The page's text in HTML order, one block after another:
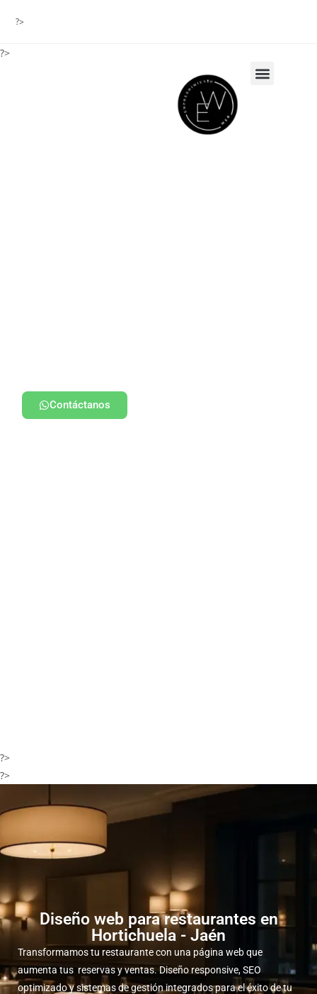
?>
?>
Contáctanos
?>
?>
Diseño web para restaurantes en
Hortichuela - Jaén
Transformamos tu restaurante con una página web que
aumenta tus reservas y ventas. Diseño responsive, SEO
optimizado y sistemas de gestión integrados para el éxito de tu